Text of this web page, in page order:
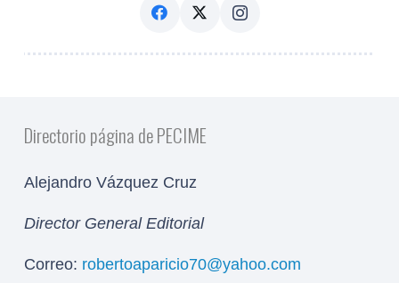
Directorio página de PECIME
Alejandro Vázquez Cruz
Director General Editorial
Correo: robertoaparicio70@yahoo.com